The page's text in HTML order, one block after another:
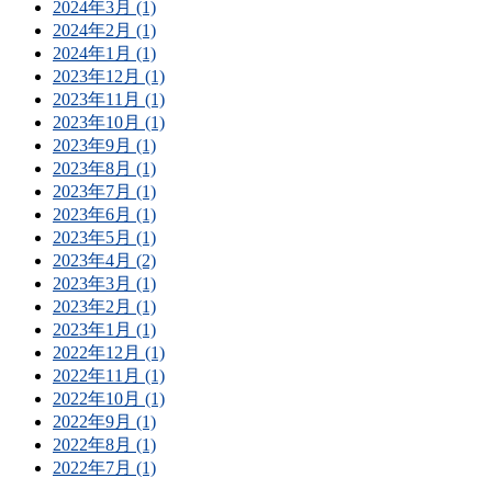
2024年3月 (1)
2024年2月 (1)
2024年1月 (1)
2023年12月 (1)
2023年11月 (1)
2023年10月 (1)
2023年9月 (1)
2023年8月 (1)
2023年7月 (1)
2023年6月 (1)
2023年5月 (1)
2023年4月 (2)
2023年3月 (1)
2023年2月 (1)
2023年1月 (1)
2022年12月 (1)
2022年11月 (1)
2022年10月 (1)
2022年9月 (1)
2022年8月 (1)
2022年7月 (1)